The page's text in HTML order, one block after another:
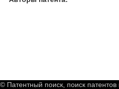
© Патентный поиск, поиск